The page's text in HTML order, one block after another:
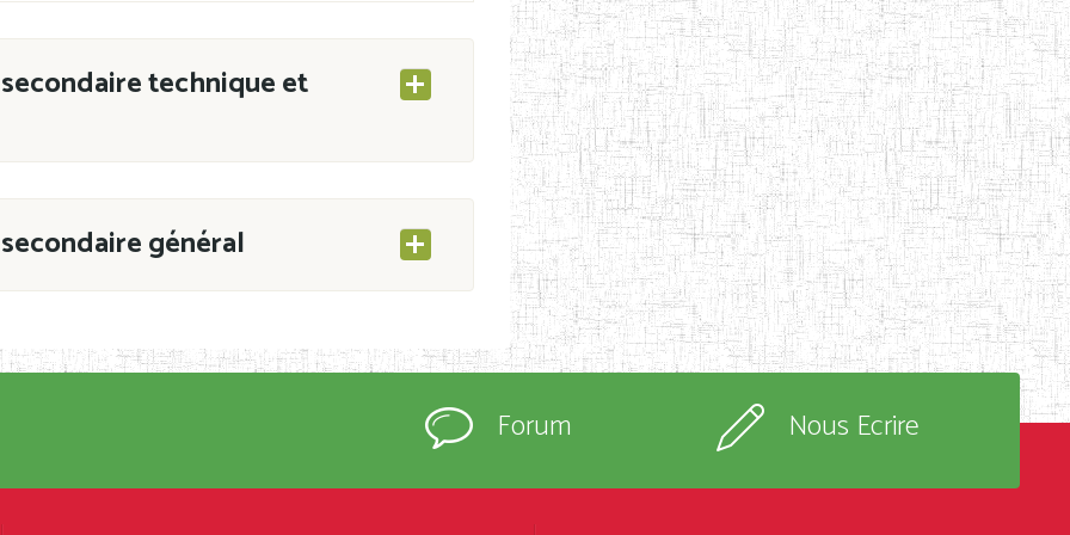
technique et
général
CAB du 21 mars 2011 portant ouverture
immatriculés et inscrits au
Forum Nous Ecrire